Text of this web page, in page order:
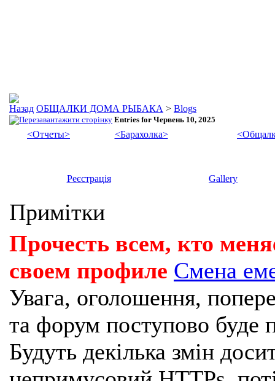
ОБЩАЛКИ ДОМА РЫБАКА > Blogs
Entries for Червень 10, 2025
<Отчеты> <Барахолка>
Реєстрація Gallery
Примітки
Прочесть всем, кто
своем профиле Смена
Увага, оголошення,
та форум поступово буде
Будуть декілька змін